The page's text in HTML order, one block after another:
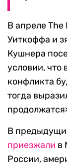
В апреле The
Уиткоффа и
Кушнера
условии, что
конфликта
тогда
В
приезжали в
России,